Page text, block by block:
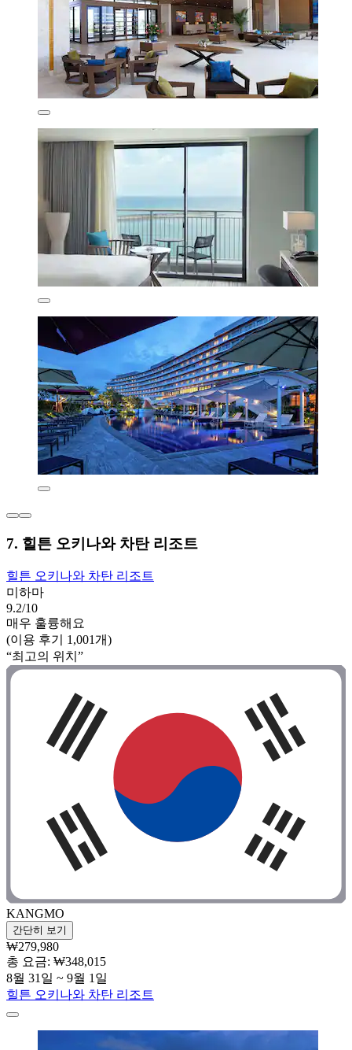
7. 힐튼 오키나와 차탄 리조트
힐튼 오키나와 차탄 리조트
미하마
9.2/10
매우 훌륭해요
(이용 후기 1,001개)
“최고의 위치”
KANGMO
간단히 보기
₩279,980
총 요금: ₩348,015
8월 31일 ~ 9월 1일
힐튼 오키나와 차탄 리조트